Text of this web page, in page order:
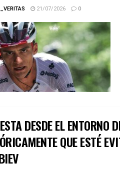
21/07/2026 0
DESDE EL
QUE ESTÉ